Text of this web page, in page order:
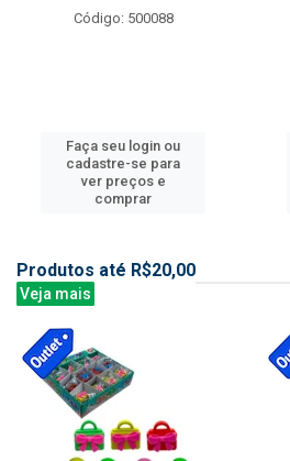
Código: 500088
Faça seu login ou
cadastre-se para
ver preços e
comprar
Produtos até R$20,00
Veja mais